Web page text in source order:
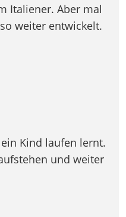
Italiener. Aber mal
weiter entwickelt.
Kind laufen lernt.
und weiter